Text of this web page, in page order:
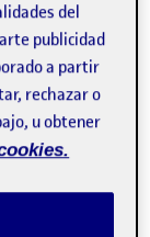
del
publicidad
a partir
rechazar o
u obtener